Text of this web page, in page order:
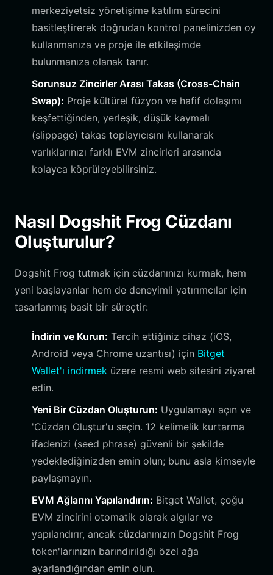
merkeziyetsiz yönetişime katılım sürecini
basitleştirerek doğrudan kontrol panelinizden oy
kullanmanıza ve proje ile etkileşimde
bulunmanıza olanak tanır.
Sorunsuz Zincirler Arası Takas (Cross-Chain
Swap): Proje kültürel füzyon ve hafif dolaşımı
keşfettiğinden, yerleşik, düşük kaymalı
(slippage) takas toplayıcısını kullanarak
varlıklarınızı farklı EVM zincirleri arasında
kolayca köprüleyebilirsiniz.
Nasıl Dogshit Frog Cüzdanı
Oluşturulur?
Dogshit Frog tutmak için cüzdanınızı kurmak, hem
yeni başlayanlar hem de deneyimli yatırımcılar için
tasarlanmış basit bir süreçtir:
İndirin ve Kurun: Tercih ettiğiniz cihaz (iOS,
Android veya Chrome uzantısı) için Bitget
Wallet'ı indirmek üzere resmi web sitesini ziyaret
edin.
Yeni Bir Cüzdan Oluşturun: Uygulamayı açın ve
'Cüzdan Oluştur'u seçin. 12 kelimelik kurtarma
ifadenizi (seed phrase) güvenli bir şekilde
yedeklediğinizden emin olun; bunu asla kimseyle
paylaşmayın.
EVM Ağlarını Yapılandırın: Bitget Wallet, çoğu
EVM zincirini otomatik olarak algılar ve
yapılandırır, ancak cüzdanınızın Dogshit Frog
token'larınızın barındırıldığı özel ağa
ayarlandığından emin olun.